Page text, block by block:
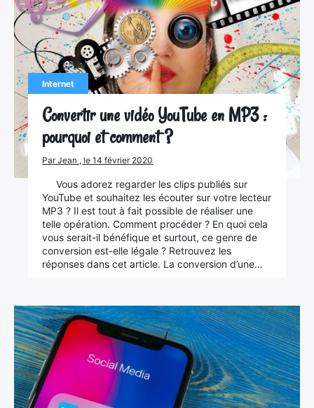
Internet
Convertir une vidéo YouTube en MP3 :
pourquoi et comment ?
Par Jean , le 14 février 2020
Vous adorez regarder les clips publiés sur
YouTube et souhaitez les écouter sur votre lecteur
MP3 ? Il est tout à fait possible de réaliser une
telle opération. Comment procéder ? En quoi cela
vous serait-il bénéfique et surtout, ce genre de
conversion est-elle légale ? Retrouvez les
réponses dans cet article. La conversion d’une…